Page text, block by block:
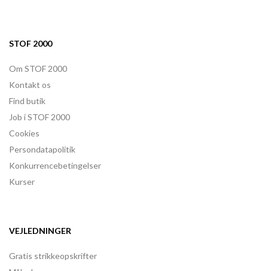
STOF 2000
Om STOF 2000
Kontakt os
Find butik
Job i STOF 2000
Cookies
Persondatapolitik
Konkurrencebetingelser
Kurser
VEJLEDNINGER
Gratis strikkeopskrifter